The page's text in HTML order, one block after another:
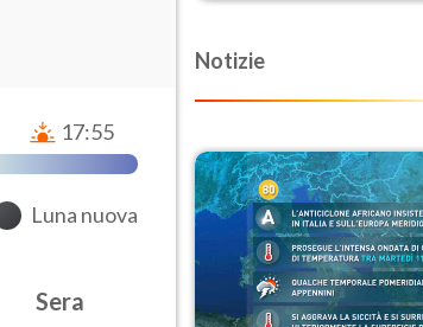
17:55
Luna nuova
Sera
Notizie